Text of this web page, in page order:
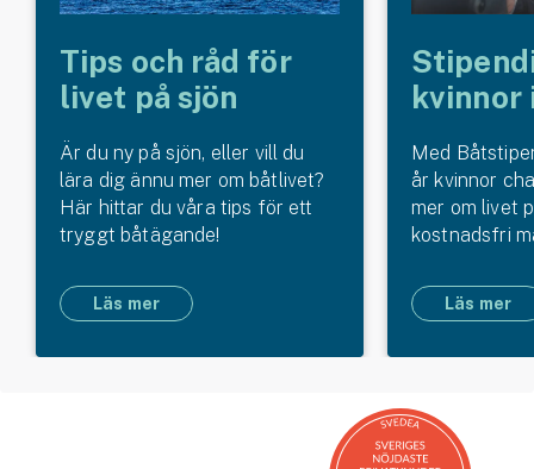
Tips och råd för
livet på sjön
Är du ny på sjön, eller vill du
lära dig ännu mer om båtlivet?
Här hittar du våra tips för ett
tryggt båtägande!
Läs mer
kvinnor
Med
år kvinnor
mer om livet
kostnadsfri
Läs mer